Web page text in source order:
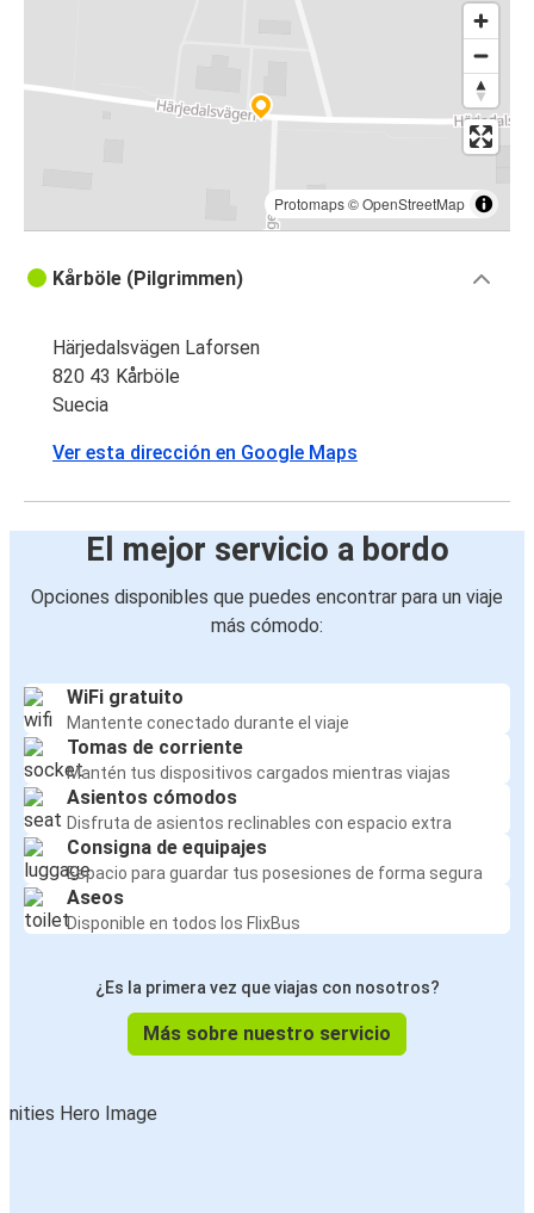
Protomaps©OpenStreetMap
Kårböle (Pilgrimmen)
Härjedalsvägen Laforsen
820 43 Kårböle
Suecia
Ver esta dirección en Google Maps
El mejor servicio a bordo
Opciones disponibles que puedes encontrar para un viaje
más cómodo:
WiFi gratuito
Mantente conectado durante el viaje
Tomas de corriente
Mantén tus dispositivos cargados mientras viajas
Asientos cómodos
Disfruta de asientos reclinables con espacio extra
Consigna de equipajes
Espacio para guardar tus posesiones de forma segura
Aseos
Disponible en todos los FlixBus
¿Es la primera vez que viajas con nosotros?
Más sobre nuestro servicio